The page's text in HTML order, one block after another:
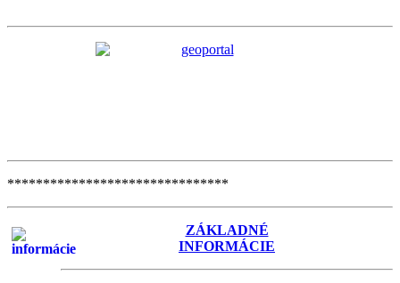
*******************************
ZÁKLADNÉ
INFORMÁCIE